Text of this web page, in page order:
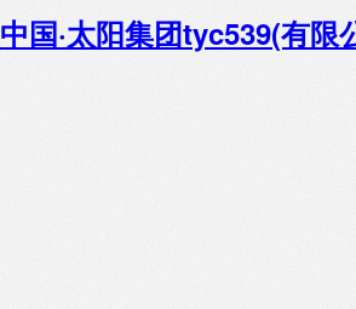
中国·太阳集团tyc539(有限